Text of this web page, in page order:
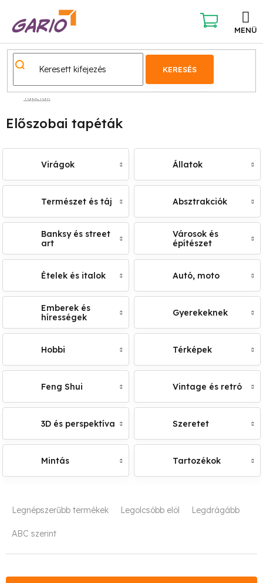
KERESÉS
KOSÁR
Tapéták
Előszobai tapéták
Virágok Állatok
Természet és táj Absztrakciók
Banksy és street
art
Városok és
építészet
Ételek és italok Autó, moto
Emberek és
hírességek
Gyerekeknek
Hobbi Térképek
Feng Shui Vintage és retró
3D és perspektíva Szeretet
Mintás Tartozékok
TLegnépszerűbb termékek Legolcsóbb elöl Legdrágább
ABC szerint